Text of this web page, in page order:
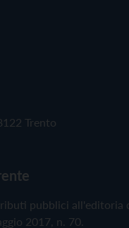
Trento
pubblici all'editoria
2017, n. 70.